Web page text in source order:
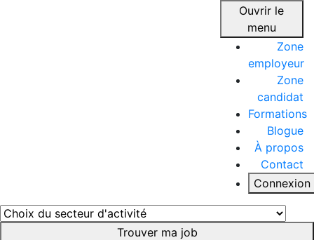
Ouvrir le
menu
Zone
employeur
Zone
candidat
Formations
Blogue
À propos
Contact
Connexion
Trouver ma job